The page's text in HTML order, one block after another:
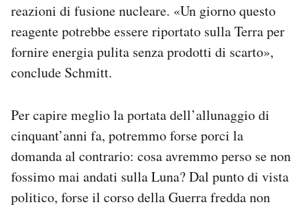
reazioni di fusione nucleare. «Un giorno questo
reagente potrebbe essere riportato sulla Terra per
fornire energia pulita senza prodotti di scarto»,
conclude Schmitt.
Per capire meglio la portata dell’allunaggio di
cinquant’anni fa, potremmo forse porci la
domanda al contrario: cosa avremmo perso se non
fossimo mai andati sulla Luna? Dal punto di vista
politico, forse il corso della Guerra fredda non